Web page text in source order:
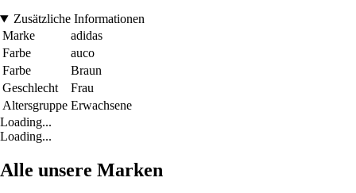
Zusätzliche Informationen
Marke
adidas
Farbe
auco
Farbe
Braun
Geschlecht
Frau
Altersgruppe Erwachsene
Loading...
Loading...
Alle unsere Marken